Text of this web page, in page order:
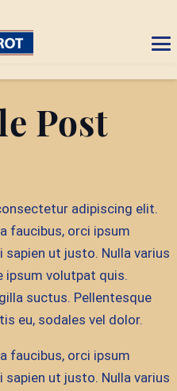
Post
adipiscing elit.
faucibus, orci ipsum
ut justo. Nulla varius
ipsum volutpat quis.
suctus. Pellentesque
eu, sodales vel dolor.
faucibus, orci ipsum
ut justo. Nulla varius